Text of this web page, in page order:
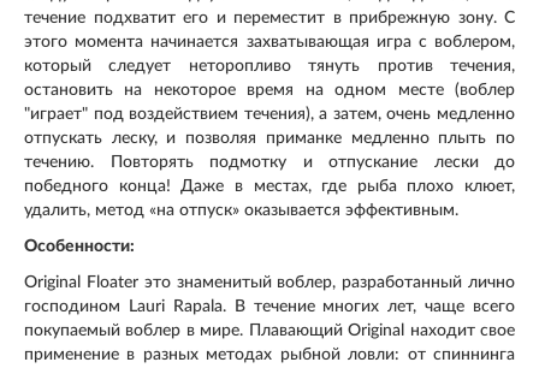
течение подхватит его и переместит в прибрежную зону. С
этого момента начинается захватывающая игра с воблером,
который следует неторопливо тянуть против течения,
остановить на некоторое время на одном месте (воблер
"играет" под воздействием течения), а затем, очень медленно
отпускать леску, и позволяя приманке медленно плыть по
течению. Повторять подмотку и отпускание лески до
победного конца! Даже в местах, где рыба плохо клюет,
удалить, метод «на отпуск» оказывается эффективным.
Особенности:
Original Floater это знаменитый воблер, разработанный лично
господином Lauri Rapala. В течение многих лет, чаще всего
покупаемый воблер в мире. Плавающий Original находит свое
применение в разных методах рыбной ловли: от спиннинга